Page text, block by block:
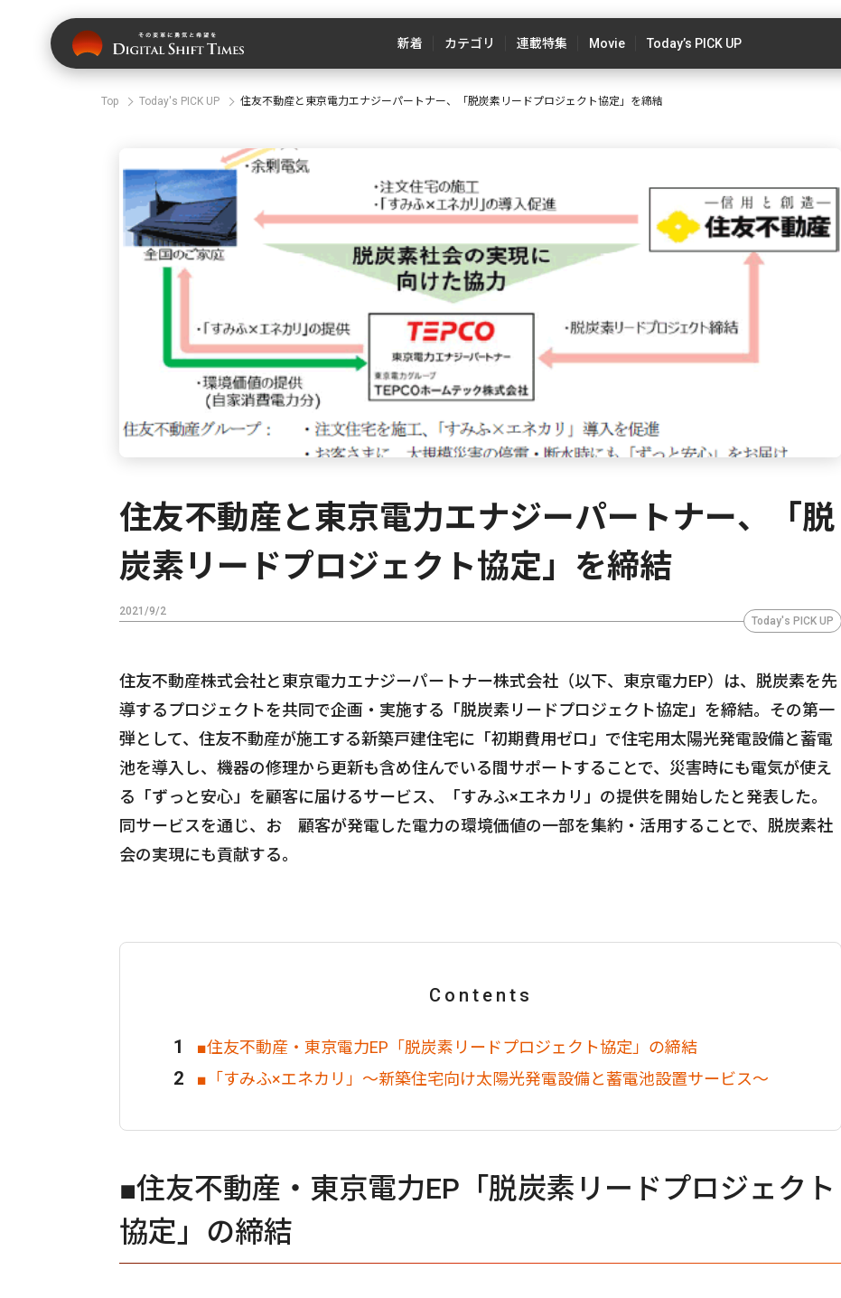
新着 カテゴリ 連載特集 Movie Today’s PICK UP
Top Today's PICK UP 住友不動産と東京電力エナジーパートナー、「脱炭素リードプロジェクト協定」を締結
住友不動産と東京電力エナジーパートナー、「脱
炭素リードプロジェクト協定」を締結
2021/9/2
Today's PICK UP
住友不動産株式会社と東京電力エナジーパートナー株式会社（以下、東京電力EP）は、脱炭素を先
導するプロジェクトを共同で企画・実施する「脱炭素リードプロジェクト協定」を締結。その第一
弾として、住友不動産が施工する新築戸建住宅に「初期費用ゼロ」で住宅用太陽光発電設備と蓄電
池を導入し、機器の修理から更新も含め住んでいる間サポートすることで、災害時にも電気が使え
る「ずっと安心」を顧客に届けるサービス、「すみふ×エネカリ」の提供を開始したと発表した。
同サービスを通じ、お 顧客が発電した電力の環境価値の一部を集約・活用することで、脱炭素社
会の実現にも貢献する。
Contents
■住友不動産・東京電力EP「脱炭素リードプロジェクト協定」の締結
■「すみふ×エネカリ」～新築住宅向け太陽光発電設備と蓄電池設置サービス～
■住友不動産・東京電力EP「脱炭素リードプロジェクト
協定」の締結